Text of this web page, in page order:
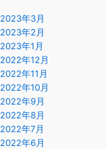
2023年3月
2023年2月
2023年1月
2022年12月
2022年11月
2022年10月
2022年9月
2022年8月
2022年7月
2022年6月